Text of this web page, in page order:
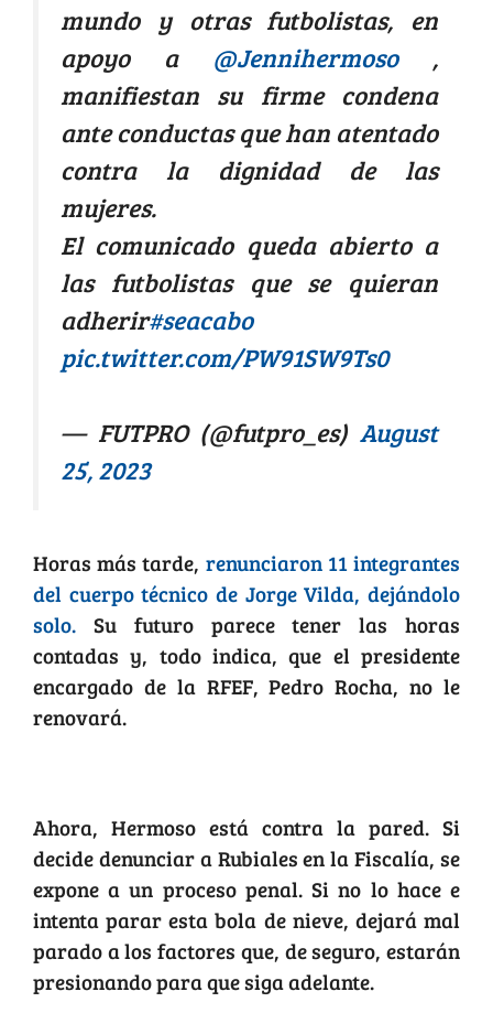
mundo y otras futbolistas, en
apoyo a @Jennihermoso,
manifiestan su firme condena
ante conductas que han atentado
contra la dignidad de las
mujeres.
El comunicado queda abierto a
las futbolistas que se quieran
adherir#seacabo
pic.twitter.com/PW91SW9Ts0
— FUTPRO (@futpro_es) August
25, 2023
Horas más tarde, renunciaron 11 integrantes
del cuerpo técnico de Jorge Vilda, dejándolo
solo. Su futuro parece tener las horas
contadas y, todo indica, que el presidente
encargado de la RFEF, Pedro Rocha, no le
renovará.
Ahora, Hermoso está contra la pared. Si
decide denunciar a Rubiales en la Fiscalía, se
expone a un proceso penal. Si no lo hace e
intenta parar esta bola de nieve, dejará mal
parado a los factores que, de seguro, estarán
presionando para que siga adelante.